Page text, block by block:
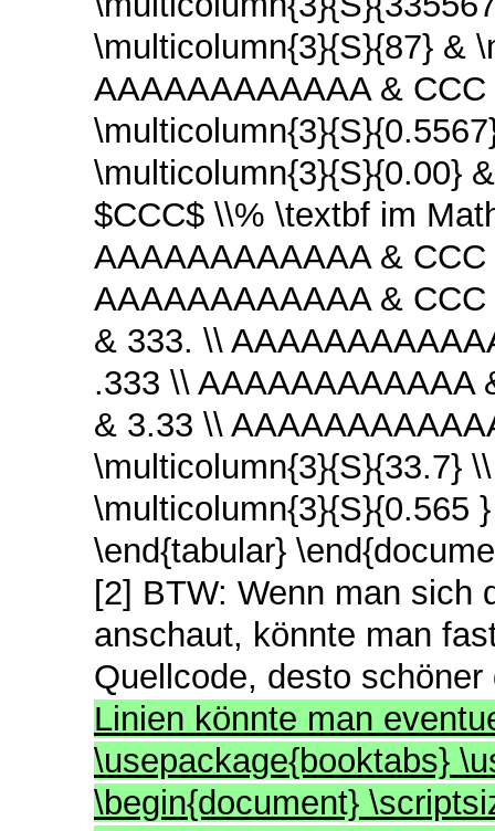
\multicolumn{3}{S}{87} &
AAAAAAAAAAAA &
\multicolumn{3}{S}{0.00}
$CCC$ \\% \textbf im
AAAAAAAAAAAA &
AAAAAAAAAAAA &
& 333. \\
.333 \\ AAAAAAAAAAAA
& 3.33 \\
\multicolumn{3}{S}{33.7}
\multicolumn{3}{S}{0.565
\end{tabular}
[2] BTW: Wenn man sich
anschaut, könnte man
Quellcode, desto
Linien könnte man
\usepackage{booktabs}
\begin{document}